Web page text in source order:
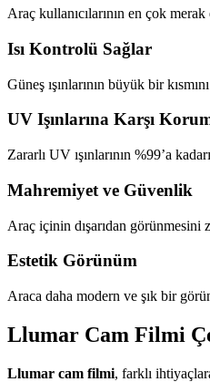
Araç kullanıcılarının en çok
Isı Kontrolü Sağlar
Güneş ışınlarının büyük bir
UV Işınlarına Karşı
Zararlı UV ışınlarının %99’a
Mahremiyet ve Güvenlik
Araç içinin dışarıdan görünmesini
Estetik Görünüm
Araca daha modern ve şık bir
Llumar Cam Filmi
Llumar cam filmi, farklı